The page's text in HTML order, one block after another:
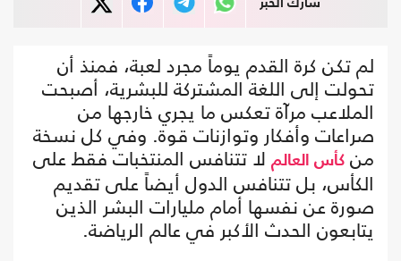
شارك الخبر
لم تكن كرة القدم يوماً مجرد لعبة، فمنذ أن
تحولت إلى اللغة المشتركة للبشرية، أصبحت
الملاعب مرآة تعكس ما يجري خارجها من
صراعات وأفكار وتوازنات قوة. وفي كل نسخة
من كأس العالم لا تتنافس المنتخبات فقط على
الكأس، بل تتنافس الدول أيضاً على تقديم
صورة عن نفسها أمام مليارات البشر الذين
يتابعون الحدث الأكبر في عالم الرياضة.